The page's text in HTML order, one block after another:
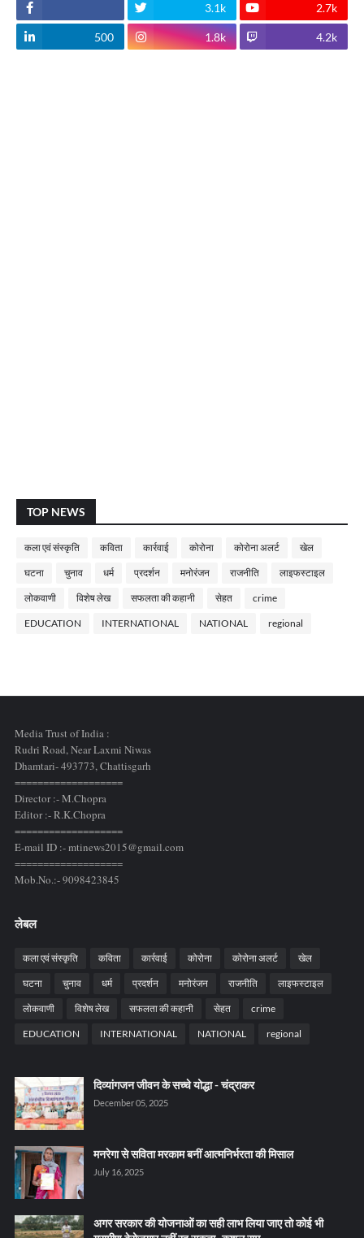
3.1k 2.7k
500 1.8k 4.2k
TOP NEWS
कला एवं संस्कृति कविता कार्रवाई कोरोना कोरोना अलर्ट खेल
घटना चुनाव धर्म प्रदर्शन मनोरंजन राजनीति लाइफस्टाइल
लोकवाणी विशेष लेख सफलता की कहानी सेहत crime
EDUCATION INTERNATIONAL NATIONAL regional
Media Trust of India :
Rudri Road, Near Laxmi Niwas
Dhamtari- 493773,Chattisgarh
===================
Director :- M.Chopra
Editor :- R.K.Chopra
===================
E-mail ID :- mtinews2015@gmail.com
===================
Mob.No.:- 9098423845
लेबल
कला एवं संस्कृति कविता कार्रवाई कोरोना कोरोना अलर्ट खेल
घटना चुनाव धर्म प्रदर्शन मनोरंजन राजनीति लाइफस्टाइल
लोकवाणी विशेष लेख सफलता की कहानी सेहत crime
EDUCATION INTERNATIONAL NATIONAL regional
दिव्यांगजन जीवन के सच्चे योद्धा - चंद्राकर
December 05, 2025
मनरेगा से सविता मरकाम बनीं आत्मनिर्भरता की मिसाल
July 16, 2025
अगर सरकार की योजनाओं का सही लाभ लिया जाए तो कोई भी